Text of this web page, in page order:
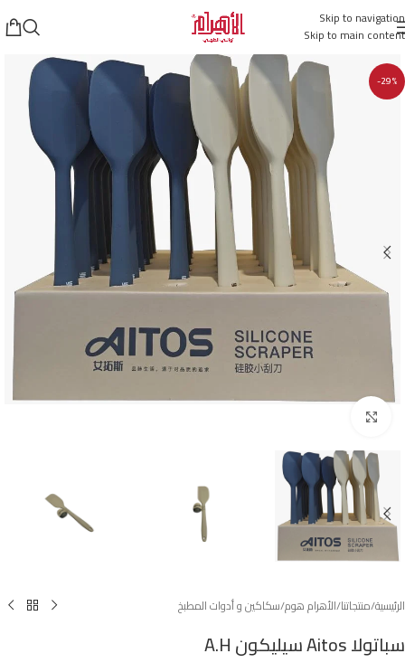
Skip to navigation
Skip to main content
-29%
الرئيسية/منتجاتنا/الأهرام هوم/سكاكين و أدوات المطبخ
سباتولا Aitos سيليكون A.H